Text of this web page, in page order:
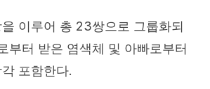
이루어 총 23쌍으로 그룹화되
부터 받은 염색체 및 아빠로부터
포함한다.